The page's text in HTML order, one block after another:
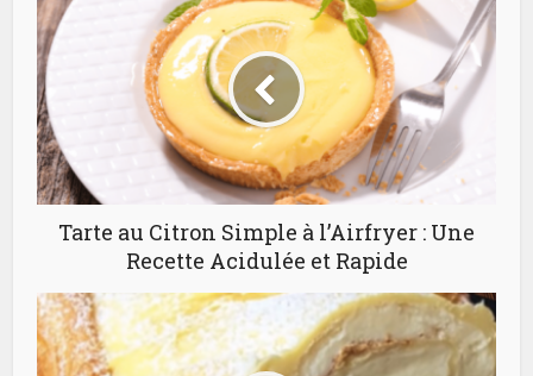
Tarte au Citron Simple à l’Airfryer : Une
Recette Acidulée et Rapide